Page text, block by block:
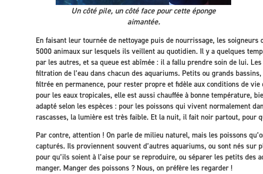
Un côté pile, un côté face pour cette éponge
aimantée.
En faisant leur tournée de nettoyage puis de nourrissage, les
5000 animaux sur lesquels ils veillent au quotidien. Il y a quelques
par les autres, et sa queue est abîmée : il a fallu prendre soin de lui.
filtration de l’eau dans chacun des aquariums. Petits ou grands
filtrée en permanence, pour rester propre et fidèle aux conditions de
pour les eaux tropicales, elle est aussi chauffée à bonne température,
adapté selon les espèces : pour les poissons qui vivent normalement
rascasses, la lumière est très faible. Et la nuit, il fait noir partout, pour
Par contre, attention ! On parle de milieu naturel, mais les poissons
capturés. Ils proviennent souvent d’autres aquariums, ou sont nés sur
pour qu’ils soient à l’aise pour se reproduire, ou séparer les petits des
manger. Manger des poissons ? Nous, on préfère les regarder !